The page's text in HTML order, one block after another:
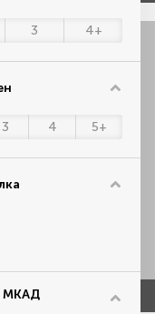
3 4+
3 4 5+
МКАД